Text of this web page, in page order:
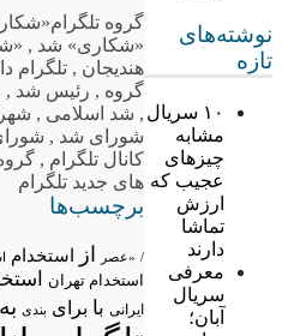
نوشته‌های
تازه
۱۰ سریال
مشابه
چیزهای
عجیب که
ارزش
تماشا
دارند
معرفی
سریال
آبان؛
گروه تلگرام
«شکاری» شد ,
هندیجان , تلگرام
گروه , رئیس شد ,
, شد اسلامی , شهر
شورای شد ,
کانال تلگرام ,
های جدید تلگرام
برچسب‌ها
/ «عصر از استخدام
استخدام تهران
ایرانی با برای بندی به